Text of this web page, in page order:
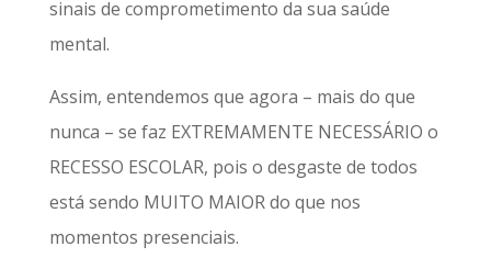
sinais de comprometimento da sua saúde
mental.
Assim, entendemos que agora – mais do que
nunca – se faz EXTREMAMENTE NECESSÁRIO o
RECESSO ESCOLAR, pois o desgaste de todos
está sendo MUITO MAIOR do que nos
momentos presenciais.